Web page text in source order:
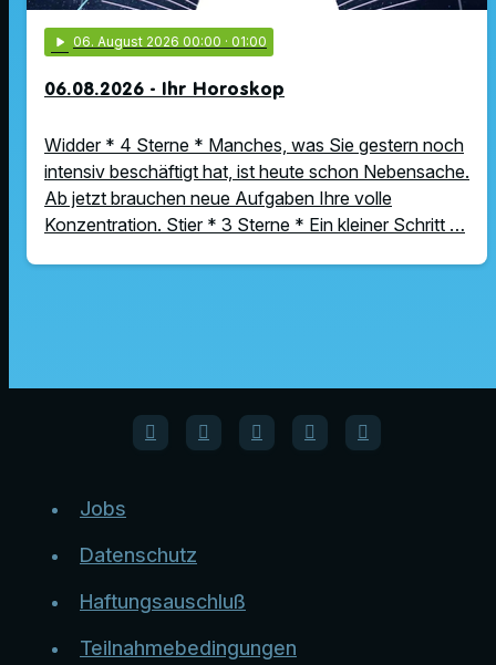
play_arrow 06. August 2026 00:00 · 01:00
06.08.2026 - Ihr Horoskop
Widder * 4 Sterne * Manches, was Sie gestern noch
intensiv beschäftigt hat, ist heute schon Nebensache.
Ab jetzt brauchen neue Aufgaben Ihre volle
Konzentration. Stier * 3 Sterne * Ein kleiner Schritt …
Jobs
Datenschutz
Haftungsauschluß
Teilnahmebedingungen